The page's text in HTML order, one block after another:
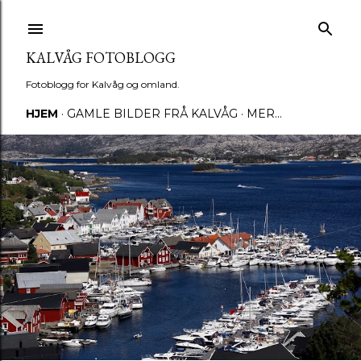
KALVÅG FOTOBLOGG
Fotoblogg for Kalvåg og omland.
HJEM GAMLE BILDER FRÅ KALVÅG MER…